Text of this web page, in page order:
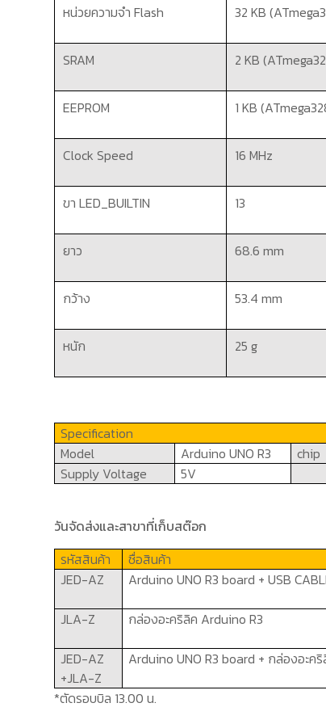
หน่วยความจำFlash 32 KB
SRAM 2 KB
EEPROM 1 KB
Clock Speed 16 MHz
ขาLED_BUILTIN 13
ยาว 68.6 mm
กว้าง 53.4 mm
หนัก 25 g
Specification
Model
Arduino UNO R3 chip
Supply Voltage
5V
วันจัดส่งและสาขาที่เก็บสต๊อก
รหัสสินค้า
ชื่อสินค้า
JED-AZ
Arduino UNO R3board + USB
JLA-Z กล่องอะคริลิค Arduino R3
JED-AZ
+JLA-Z
Arduino UNO R3board + กล่องอะค
*ตัดรอบบิล 13.00 น.